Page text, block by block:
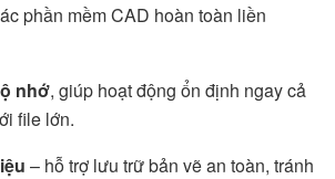
phần mềm CAD hoàn toàn liền
nhớ, giúp hoạt động ổn định ngay cả
file lớn.
– hỗ trợ lưu trữ bản vẽ an toàn, tránh